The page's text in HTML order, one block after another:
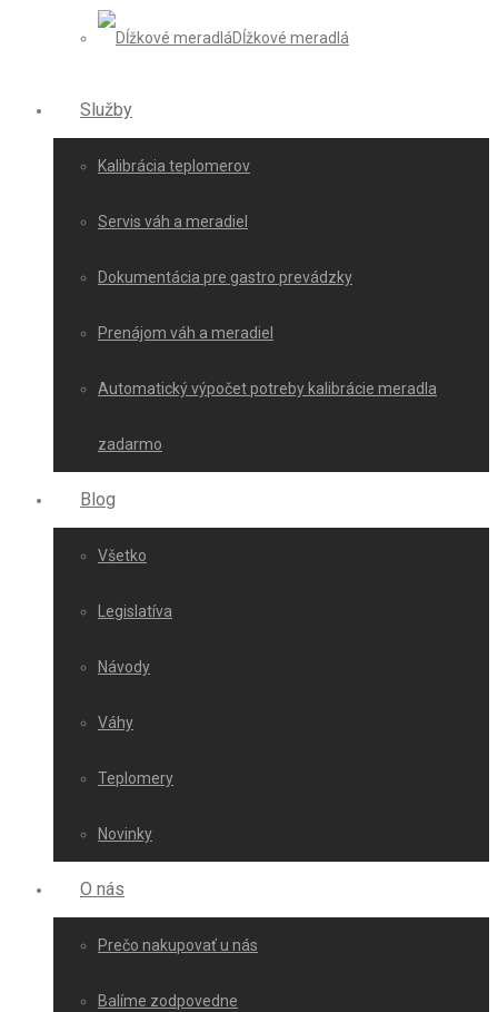
Dĺžkové meradlá
Služby
Kalibrácia teplomerov
Servis váh a meradiel
Dokumentácia pre gastro prevádzky
Prenájom váh a meradiel
Automatický výpočet potreby kalibrácie meradla
zadarmo
Blog
Všetko
Legislatíva
Návody
Váhy
Teplomery
Novinky
O nás
Prečo nakupovať u nás
Balíme zodpovedne